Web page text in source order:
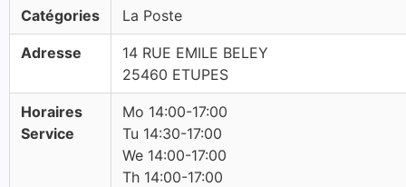
Catégories La Poste
Adresse
14 RUE EMILE BELEY
25460 ETUPES
Horaires
Service
Mo 14:00-17:00
Tu 14:30-17:00
We 14:00-17:00
Th 14:00-17:00